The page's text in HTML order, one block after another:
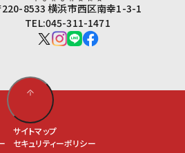
220-8533 横浜市西区南幸1-3-1
TEL:045-311-1471
サイトマップ
セキュリティーポリシー